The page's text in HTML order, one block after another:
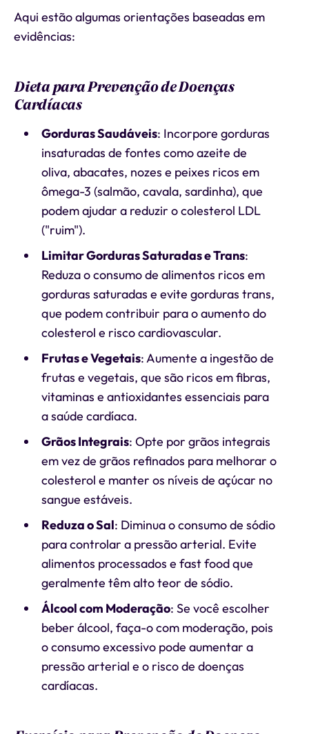
Aqui estão algumas orientações baseadas em
evidências:
Dieta para Prevenção de Doenças
Cardíacas
Gorduras Saudáveis: Incorpore gorduras
insaturadas de fontes como azeite de
oliva, abacates, nozes e peixes ricos em
ômega-3 (salmão, cavala, sardinha), que
podem ajudar a reduzir o colesterol LDL
("ruim").
Limitar Gorduras Saturadas e Trans:
Reduza o consumo de alimentos ricos em
gorduras saturadas e evite gorduras trans,
que podem contribuir para o aumento do
colesterol e risco cardiovascular.
Frutas e Vegetais: Aumente a ingestão de
frutas e vegetais, que são ricos em fibras,
vitaminas e antioxidantes essenciais para
a saúde cardíaca.
Grãos Integrais: Opte por grãos integrais
em vez de grãos refinados para melhorar o
colesterol e manter os níveis de açúcar no
sangue estáveis.
Reduza o Sal: Diminua o consumo de sódio
para controlar a pressão arterial. Evite
alimentos processados e fast food que
geralmente têm alto teor de sódio.
Álcool com Moderação: Se você escolher
beber álcool, faça-o com moderação, pois
o consumo excessivo pode aumentar a
pressão arterial e o risco de doenças
cardíacas.